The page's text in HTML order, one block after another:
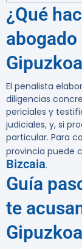
¿Qué
El penalista
diligencias
periciales y
judiciales, y, si
particular. Para
provincia puede
Bizcaia.
Guía
te
Gipuzkoa